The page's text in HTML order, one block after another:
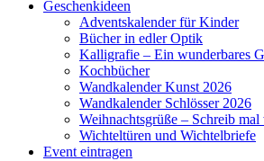
Geschenkideen
Adventskalender für Kinder
Bücher in edler Optik
Kalligrafie – Ein wunderbares
Kochbücher
Wandkalender Kunst 2026
Wandkalender Schlösser 2026
Weihnachtsgrüße – Schreib mal
Wichteltüren und Wichtelbriefe
Event eintragen